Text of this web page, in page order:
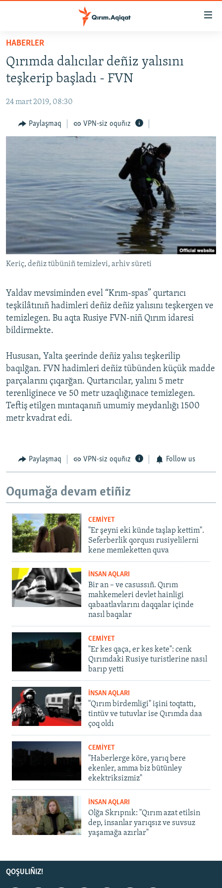
Esas
qaytmaq
Baş
navigatsiyağa
qaytmaq
qaytmaq
HABERLER
SİYASET
İQTİSADİYAT
CEMİYET
MEDENİYET
SÜRET
BLOGLAR
FİKİR
Русский
Українською
RFE/RS bütün saytları
HABERLER
Qırımda dalıcılar deñiz yalısını
teşkerip başladı - FVN
24 mart 2019, 08:30
Paylaşmaq VPN-siz oquñız
Keriç, deñiz tübüniñ temizlevi, arhiv süreti
Yaldav mevsiminden evel “Krım-spas” qurtarıcı
teşkilâtınıñ hadimleri deñiz deñiz yalısını teşkergen ve
temizlegen. Bu aqta Rusiye FVN-niñ Qırım idaresi
bildirmekte.
Hususan, Yalta şeerinde deñiz yalısı teşkerilip
baqılğan. FVN hadimleri deñiz tübünden küçük madde
parçalarını çıqarğan. Qurtarıcılar, yalını 5 metr
terenliginece ve 50 metr uzaqlığınace temizlegen.
Teftiş etilgen mıntaqanıñ umumiy meydanlığı 1500
metr kvadrat edi.
Paylaşmaq VPN-siz oquñız Follow us
Oqumağa devam etiñiz
CEMİYET
"Er şeyni eki künde taşlap kettim".
Seferberlik qorqusı rusiyelilerni
kene memleketten quva
İNSAN AQLARI
Bir an – ve casussıñ. Qırım
mahkemeleri devlet hainligi
qabaatlavlarını daqqalar içinde
nasıl baqalar
CEMİYET
"Er kes qaça, er kes kete": cenk
Qırımdaki Rusiye turistlerine nasıl
barıp yetti
İNSAN AQLARI
"Qırım birdemligi" işini toqtattı,
tintüv ve tutuvlar ise Qırımda daa
çoq oldı
CEMİYET
"Haberlerge köre, yarıq bere
ekenler, amma biz bütünley
ekektriksizmiz"
İNSAN AQLARI
Olğa Skrıpnık: "Qırım azat etilsin
dep, insanlar yarıqsız ve suvsuz
yaşamağa azırlar"
QOŞULIÑIZ!